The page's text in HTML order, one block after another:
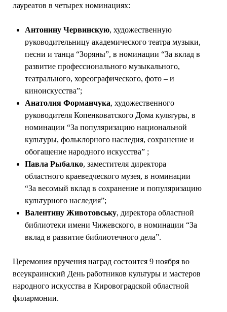
лауреатов в четырех номинациях:
Антонину Червинскую, художественную
руководительницу академического театра музыки,
песни и танца “Зоряны”, в номинации “За вклад в
развитие профессионального музыкального,
театрального, хореографического, фото – и
киноискусства”;
Анатолия Форманчука, художественного
руководителя Копенковатского Дома культуры, в
номинации “За популяризацию национальной
культуры, фольклорного наследия, сохранение и
обогащение народного искусства” ;
Павла Рыбалко, заместителя директора
областного краеведческого музея, в номинации
“За весомый вклад в сохранение и популяризацию
культурного наследия”;
Валентину Животовську, директора областной
библиотеки имени Чижевского, в номинации “За
вклад в развитие библиотечного дела”.
Церемония вручения наград состоится 9 ноября во
всеукраинский День работников культуры и мастеров
народного искусства в Кировоградской областной
филармонии.